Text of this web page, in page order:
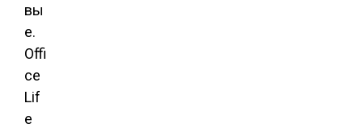
вы
е.
Offi
ce
Lif
e